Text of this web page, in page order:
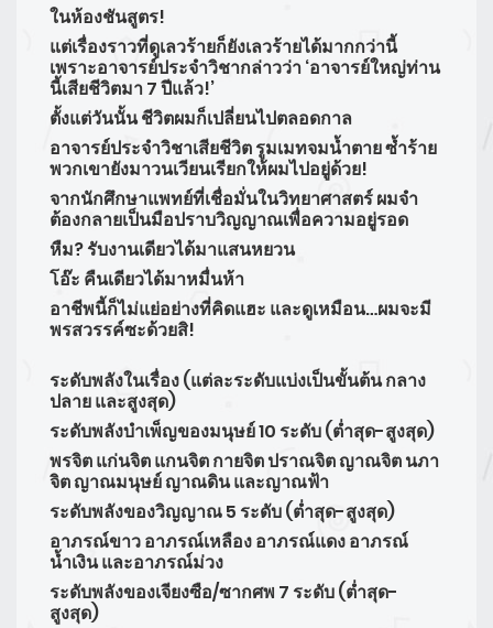
ในห้องชันสูตร!
แต่เรื่องราวที่ดูเลวร้ายก็ยังเลวร้ายได้มากกว่านี้
เพราะอาจารย์ประจำวิชากล่าวว่า ‘อาจารย์ใหญ่ท่าน
นี้เสียชีวิตมา 7 ปีแล้ว!’
ตั้งแต่วันนั้น ชีวิตผมก็เปลี่ยนไปตลอดกาล
อาจารย์ประจำวิชาเสียชีวิต รูมเมทจมน้ำตาย ซ้ำร้าย
พวกเขายังมาวนเวียนเรียกให้ผมไปอยู่ด้วย!
จากนักศึกษาแพทย์ที่เชื่อมั่นในวิทยาศาสตร์ ผมจำ
ต้องกลายเป็นมือปราบวิญญาณเพื่อความอยู่รอด
หืม? รับงานเดียวได้มาแสนหยวน
โอ๊ะ คืนเดียวได้มาหมื่นห้า
อาชีพนี้ก็ไม่แย่อย่างที่คิดแฮะ และดูเหมือน…ผมจะมี
พรสวรรค์ซะด้วยสิ!
ระดับพลังในเรื่อง(แต่ละระดับแบ่งเป็นขั้นต้น กลาง
ปลาย และสูงสุด)
ระดับพลังบำเพ็ญของมนุษย์ 10 ระดับ (ต่ำสุด-สูงสุด)
พรจิต แก่นจิต แกนจิต กายจิต ปราณจิต ญาณจิต นภา
จิต ญาณมนุษย์ ญาณดิน และญาณฟ้า
ระดับพลังของวิญญาณ 5 ระดับ (ต่ำสุด-สูงสุด)
อาภรณ์ขาว อาภรณ์เหลือง อาภรณ์แดง อาภรณ์
น้ำเงิน และอาภรณ์ม่วง
ระดับพลังของเจียงซือ/ซากศพ 7 ระดับ (ต่ำสุด-
สูงสุด)